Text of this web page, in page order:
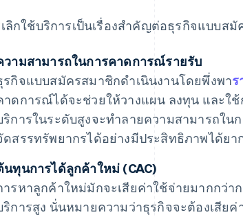
ลิกใช้บริการเป็นเรื่องสําคัญต่อธุรกิจแบบส
วามสามารถในการคาดการณ์รายรับ
รกิจแบบสมัครสมาชิกดําเนินงานโดยพึ่งพาร
าดการณ์ได้จะช่วยให้วางแผน ลงทุน และใ
ริการในระดับสูงจะทําลายความสามารถใ
ดสรรทรัพยากรได้อย่างมีประสิทธิภาพได้ยา
นทุนการได้ลูกค้าใหม่ (CAC)
ารหาลูกค้าใหม่มักจะเสียค่าใช้จ่ายมากกว่า
ริการสูง นั่นหมายความว่าธุรกิจจะต้องเสีย